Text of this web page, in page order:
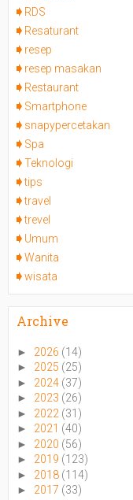
RDS
Resaturant
resep
resep masakan
Restaurant
Smartphone
snapypercetakan
Spa
Teknologi
tips
travel
trevel
Umum
Wanita
wisata
Archive
► 2026 (14)
► 2025 (25)
► 2024 (37)
► 2023 (26)
► 2022 (31)
► 2021 (40)
► 2020 (56)
► 2019 (123)
► 2018 (114)
► 2017 (33)